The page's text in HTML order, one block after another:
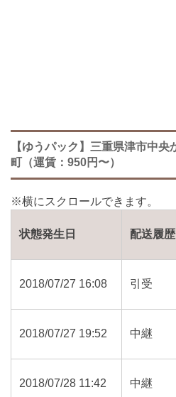
【ゆうパック】三重県津市中
町（運賃：950円〜）
状態発生日 配送履歴
2018/07/27 16:08 引受
2018/07/27 19:52 中継
2018/07/28 11:42 中継